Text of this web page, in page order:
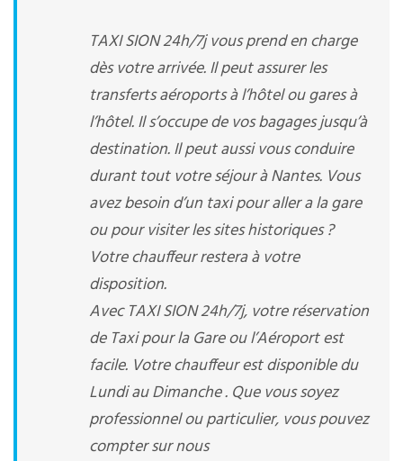
TAXI SION 24h/7j vous prend en charge
dès votre arrivée. Il peut assurer les
transferts aéroports à l’hôtel ou gares à
l’hôtel. Il s’occupe de vos bagages jusqu’à
destination. Il peut aussi vous conduire
durant tout votre séjour à Nantes. Vous
avez besoin d’un taxi pour aller a la gare
ou pour visiter les sites historiques ?
Votre chauffeur restera à votre
disposition.
Avec TAXI SION 24h/7j, votre réservation
de Taxi pour la Gare ou l’Aéroport est
facile. Votre chauffeur est disponible du
Lundi au Dimanche . Que vous soyez
professionnel ou particulier, vous pouvez
compter sur nous